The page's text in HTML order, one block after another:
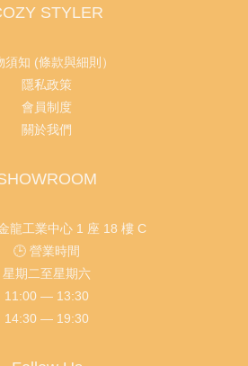
STYLER
須知 (條款與細則）
隱私政策
會員制度
關於我們
龍工業中心 1 座 18 樓 C
🕒 營業時間
星期二至星期六
11:00 — 13:30
14:30 — 19:30